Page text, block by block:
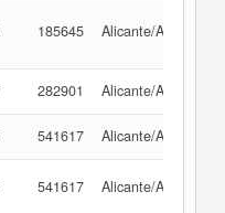
185645 Alicante/Alacant
282901 Alicante/Alacant
541617 Alicante/Alacant
541617 Alicante/Alacant